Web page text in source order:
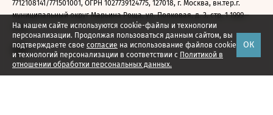
На нашем сайте используются cookie-файлы и технологии
персонализации. Продолжая пользоваться данным сайтом, вы
подтверждаете свое согласие на использование файлов cookie
и технологий персонализации в соответствии с Политикой в
отношении обработки персональных данных.
ОК
7712108141/771501001, ОГРН 1027739124775, 127018, г. Москва, вн.тер.г.
муниципальный округ Марьина Роща, ул. Полковая, д. 3, стр. 1 1999—
2026